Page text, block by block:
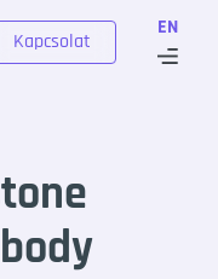
EN
Kapcsolat